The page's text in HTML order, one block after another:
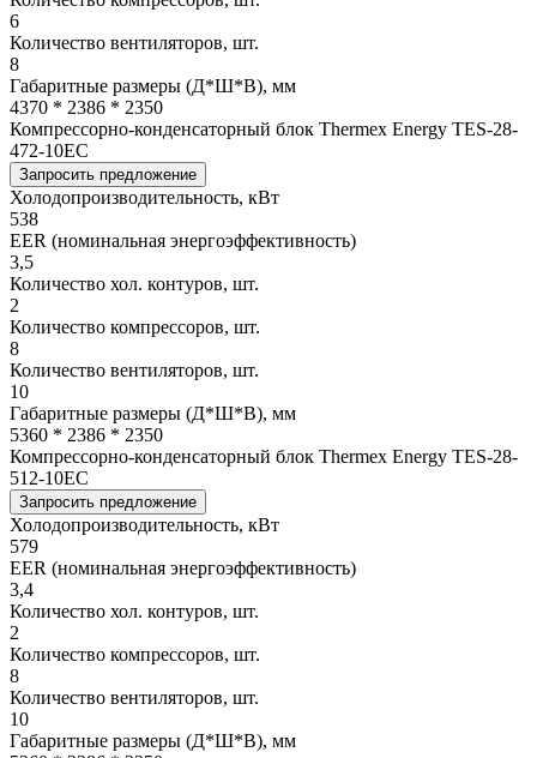
6
Количество вентиляторов, шт.
8
Габаритные размеры (Д*Ш*В), мм
4370 * 2386 * 2350
Компрессорно-конденсаторный блок Thermex Energy TES-28-
472-10EC
Запросить предложение
Холодопроизводительность, кВт
538
EER (номинальная энергоэффективность)
3,5
Количество хол. контуров, шт.
2
Количество компрессоров, шт.
8
Количество вентиляторов, шт.
10
Габаритные размеры (Д*Ш*В), мм
5360 * 2386 * 2350
Компрессорно-конденсаторный блок Thermex Energy TES-28-
512-10EC
Запросить предложение
Холодопроизводительность, кВт
579
EER (номинальная энергоэффективность)
3,4
Количество хол. контуров, шт.
2
Количество компрессоров, шт.
8
Количество вентиляторов, шт.
10
Габаритные размеры (Д*Ш*В), мм